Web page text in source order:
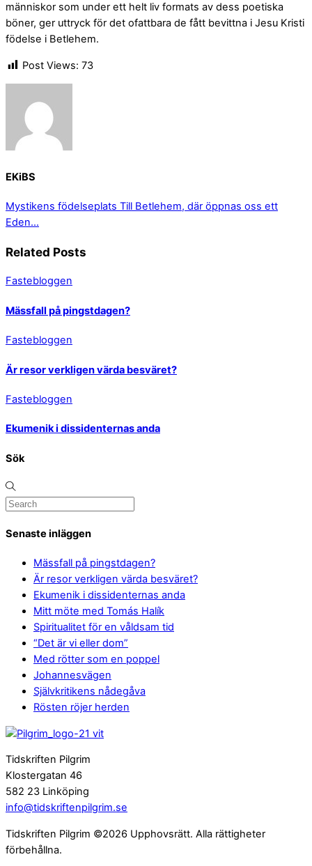
människor som under ett helt liv formats av dess poetiska
böner, ger uttryck för det ofattbara de fått bevittna i Jesu Kristi
födelse i Betlehem.
Post Views: 73
EKiBS
Mystikens födelseplats Till Betlehem, där öppnas oss ett
Eden…
Related Posts
Fastebloggen
Mässfall på pingstdagen?
Fastebloggen
Är resor verkligen värda besväret?
Fastebloggen
Ekumenik i dissidenternas anda
Sök
Senaste inläggen
Mässfall på pingstdagen?
Är resor verkligen värda besväret?
Ekumenik i dissidenternas anda
Mitt möte med Tomás Halík
Spiritualitet för en våldsam tid
“Det är vi eller dom”
Med rötter som en poppel
Johannesvägen
Självkritikens nådegåva
Rösten röjer herden
Tidskriften Pilgrim
Klostergatan 46
582 23 Linköping
info@tidskriftenpilgrim.se
Tidskriften Pilgrim ©2026 Upphovsrätt. Alla rättigheter
förbehållna.